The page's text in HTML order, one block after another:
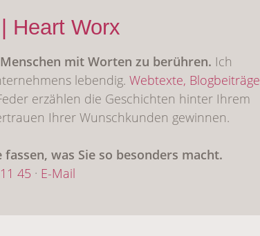
Heart Worx
mit Worten zu berühren. Ich
lebendig. Webtexte, Blogbeiträge
erzählen die Geschichten hinter Ihrem
Ihrer Wunschkunden gewinnen.
was Sie so besonders macht.
45 · E-Mail